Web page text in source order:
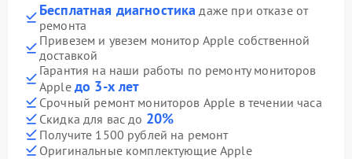
Бесплатная диагностика даже при отказе от
ремонта
Привезем и увезем монитор Apple собственной
доставкой
Гарантия на наши работы по ремонту мониторов
Apple до 3-х лет
Срочный ремонт мониторов Apple в течении часа
Скидка для вас до 20%
Получите 1500 рублей на ремонт
Оригинальные комплектующие Apple